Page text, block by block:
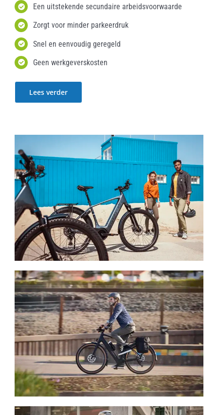
Een uitstekende secundaire arbeidsvoorwaarde
Zorgt voor minder parkeerdruk
Snel en eenvoudig geregeld
Geen werkgeverskosten
Lees verder